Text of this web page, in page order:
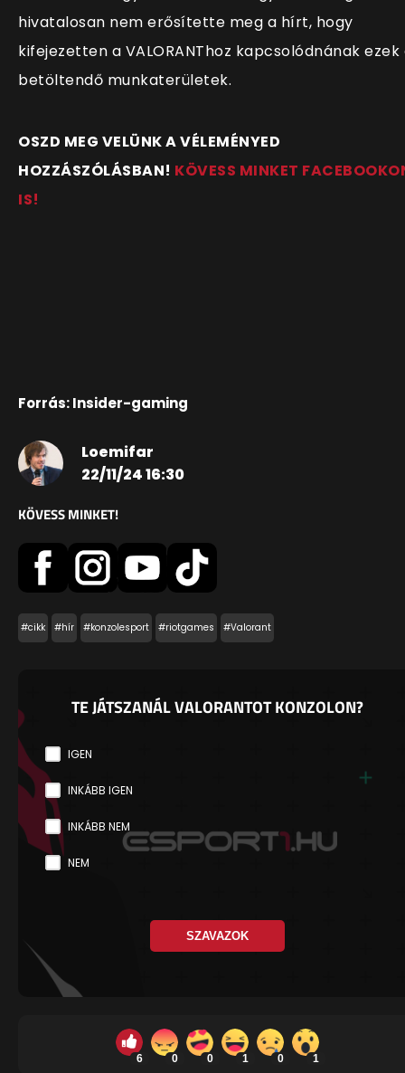
hivatalosan nem erősítette meg a hírt, hogy
kifejezetten a VALORANThoz kapcsolódnának ezek
betöltendő munkaterületek.
OSZD MEG VELÜNK A VÉLEMÉNYED
HOZZÁSZÓLÁSBAN! KÖVESS MINKET
IS!
Forrás: Insider-gaming
Loemifar
22/11/24 16:30
KÖVESS MINKET!
#cikk #hír #konzolesport #riotgames #Valorant
TE JÁTSZANÁL VALORANTOT KONZOLON?
IGEN
INKÁBB IGEN
INKÁBB NEM
NEM
SZAVAZOK
6 0 0 1 0 1